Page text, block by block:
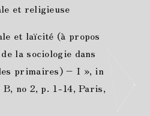
et religieuse
et laïcité (à propos
la sociologie dans
primaires) – I », in
no 2, p. 1-14, Paris,